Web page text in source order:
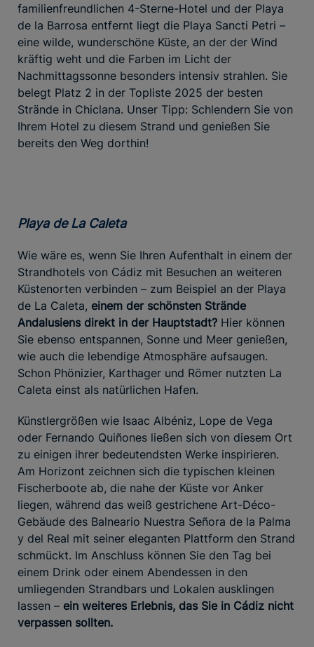
familienfreundlichen 4-Sterne-Hotel und der Playa
de la Barrosa entfernt liegt die Playa Sancti Petri –
eine wilde, wunderschöne Küste, an der der Wind
kräftig weht und die Farben im Licht der
Nachmittagssonne besonders intensiv strahlen. Sie
belegt Platz 2 in der Topliste 2025 der besten
Strände in Chiclana. Unser Tipp: Schlendern Sie von
Ihrem Hotel zu diesem Strand und genießen Sie
bereits den Weg dorthin!
Playa de La Caleta
Wie wäre es, wenn Sie Ihren Aufenthalt in einem der
Strandhotels von Cádiz mit Besuchen an weiteren
Küstenorten verbinden – zum Beispiel an der Playa
de La Caleta, einem der schönsten Strände
Andalusiens direkt in der Hauptstadt? Hier können
Sie ebenso entspannen, Sonne und Meer genießen,
wie auch die lebendige Atmosphäre aufsaugen.
Schon Phönizier, Karthager und Römer nutzten La
Caleta einst als natürlichen Hafen.
Künstlergrößen wie Isaac Albéniz, Lope de Vega
oder Fernando Quiñones ließen sich von diesem Ort
zu einigen ihrer bedeutendsten Werke inspirieren.
Am Horizont zeichnen sich die typischen kleinen
Fischerboote ab, die nahe der Küste vor Anker
liegen, während das weiß gestrichene Art-Déco-
Gebäude des Balneario Nuestra Señora de la Palma
y del Real mit seiner eleganten Plattform den Strand
schmückt. Im Anschluss können Sie den Tag bei
einem Drink oder einem Abendessen in den
umliegenden Strandbars und Lokalen ausklingen
lassen – ein weiteres Erlebnis, das Sie in Cádiz nicht
verpassen sollten.